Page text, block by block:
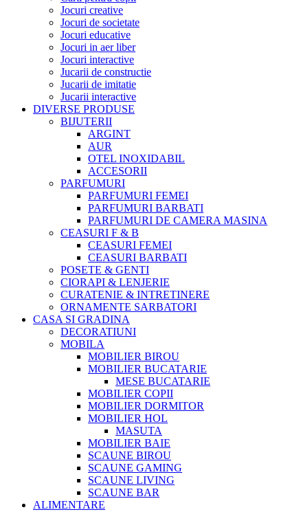
Jocuri creative
Jocuri de societate
Jocuri educative
Jocuri in aer liber
Jocuri interactive
Jucarii de constructie
Jucarii de imitatie
Jucarii interactive
DIVERSE PRODUSE
BIJUTERII
ARGINT
AUR
OTEL INOXIDABIL
ACCESORII
PARFUMURI
PARFUMURI FEMEI
PARFUMURI BARBATI
PARFUMURI DE CAMERA MASINA
CEASURI F & B
CEASURI FEMEI
CEASURI BARBATI
POSETE & GENTI
CIORAPI & LENJERIE
CURATENIE & INTRETINERE
ORNAMENTE SARBATORI
CASA SI GRADINA
DECORATIUNI
MOBILA
MOBILIER BIROU
MOBILIER BUCATARIE
MESE BUCATARIE
MOBILIER COPII
MOBILIER DORMITOR
MOBILIER HOL
MASUTA
MOBILIER BAIE
SCAUNE BIROU
SCAUNE GAMING
SCAUNE LIVING
SCAUNE BAR
ALIMENTARE